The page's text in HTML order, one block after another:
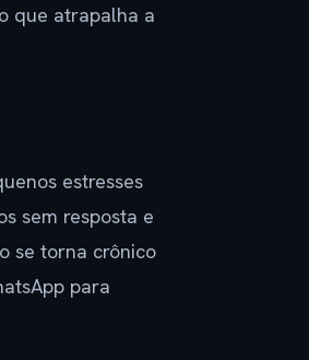
que atrapalha a
estresses
sem resposta e
se torna crônico
para